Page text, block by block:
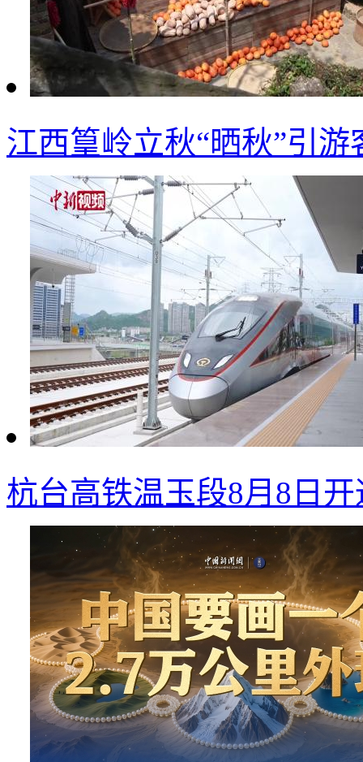
江西篁岭立秋“晒秋”引游
杭台高铁温玉段8月8日